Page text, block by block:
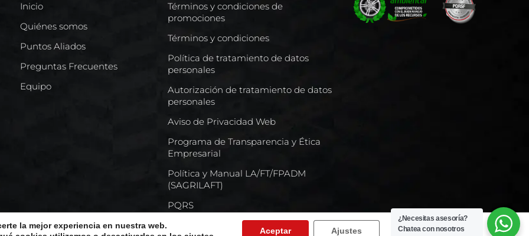
Inicio
Quiénes somos
Puntos Aliados
Preguntas Frecuentes
Equipo
Términos y condiciones de
promociones
Términos y condiciones
Política de tratamiento de datos
personales
Autorización de tratamiento de datos
personales
Aviso de Privacidad Web
Programa de Transparencia y Ética
Empresarial
Política y Manual LA/FT/FPADM
(SAGRILAFT)
PQRS
la mejor experiencia en nuestra web.
Aceptar Ajustes
¿Necesitas asesoría?
Chatea con nosotros